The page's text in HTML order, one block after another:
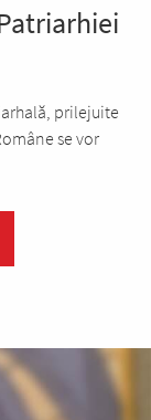
prilejuite
se vor